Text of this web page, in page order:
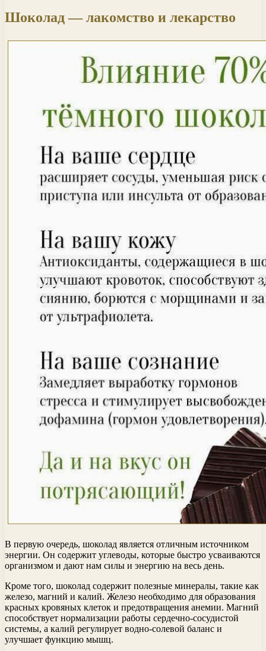
Шоколад — лакомство и лекарство
В первую очередь, шоколад является отличным источником
энергии. Он содержит углеводы, которые быстро усваиваются
организмом и дают нам силы и энергию на весь день.
Кроме того, шоколад содержит полезные минералы, такие как
железо, магний и калий. Железо необходимо для образования
красных кровяных клеток и предотвращения анемии. Магний
способствует нормализации работы сердечно-сосудистой
системы, а калий регулирует водно-солевой баланс и
улучшает функцию мышц.